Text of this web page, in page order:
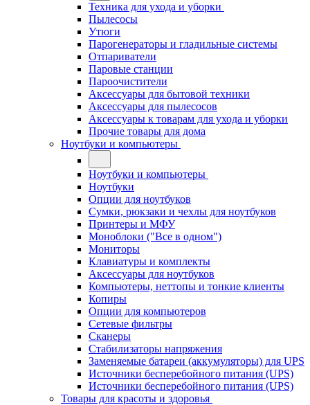
Техника для ухода и уборки
Пылесосы
Утюги
Парогенераторы и гладильные системы
Отпариватели
Паровые станции
Пароочистители
Аксессуары для бытовой техники
Аксессуары для пылесосов
Аксессуары к товарам для ухода и уборки
Прочие товары для дома
Ноутбуки и компьютеры
Ноутбуки и компьютеры
Ноутбуки
Опции для ноутбуков
Сумки, рюкзаки и чехлы для ноутбуков
Принтеры и МФУ
Моноблоки ("Все в одном")
Мониторы
Клавиатуры и комплекты
Аксессуары для ноутбуков
Компьютеры, неттопы и тонкие клиенты
Копиры
Опции для компьютеров
Сетевые фильтры
Сканеры
Стабилизаторы напряжения
Заменяемые батареи (аккумуляторы) для UPS
Источники бесперебойного питания (UPS)
Источники бесперебойного питания (UPS)
Товары для красоты и здоровья